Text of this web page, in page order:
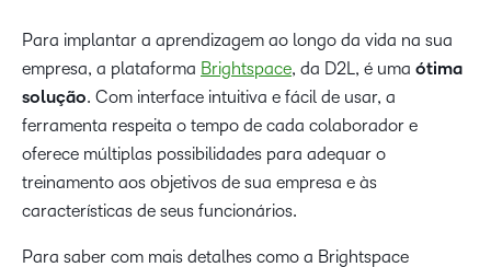
Para implantar a aprendizagem ao longo da vida na sua
empresa, a plataforma Brightspace, da D2L, é uma ótima
solução. Com interface intuitiva e fácil de usar, a
ferramenta respeita o tempo de cada colaborador e
oferece múltiplas possibilidades para adequar o
treinamento aos objetivos de sua empresa e às
características de seus funcionários.
Para saber com mais detalhes como a Brightspace